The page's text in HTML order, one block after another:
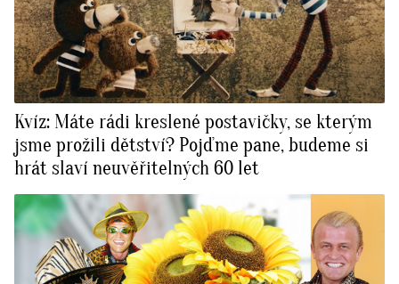
Kvíz: Máte rádi kreslené postavičky, se kterým
jsme prožili dětství? Pojďme pane, budeme si
hrát slaví neuvěřitelných 60 let